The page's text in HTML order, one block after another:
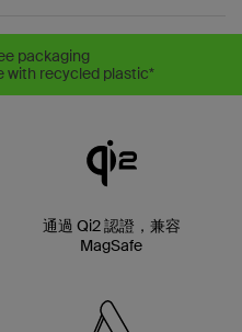
packaging
with recycled plastic*
通過 Qi2 認證，兼容
MagSafe